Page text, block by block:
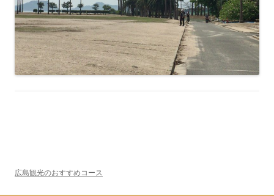
広島観光のおすすめコース